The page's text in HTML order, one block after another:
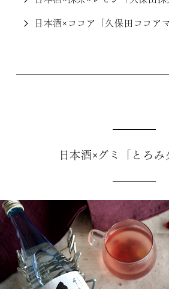
日本酒×ココア「久保田ココア
日本酒×グミ「とろみ